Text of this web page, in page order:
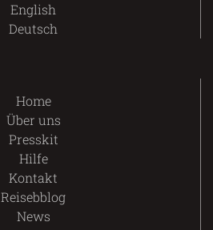
English
Deutsch
Home
Über uns
Presskit
Hilfe
Kontakt
Reisebblog
News